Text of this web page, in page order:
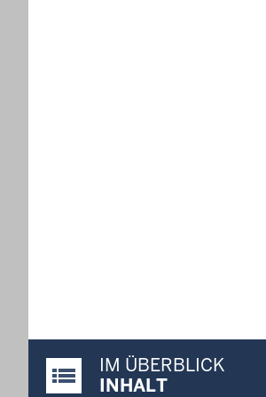
Justiz-Portal im Überblick:
IM ÜBERBLICK
INHALT